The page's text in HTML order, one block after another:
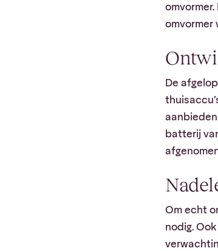
De
batterij
Om echt
nodig.